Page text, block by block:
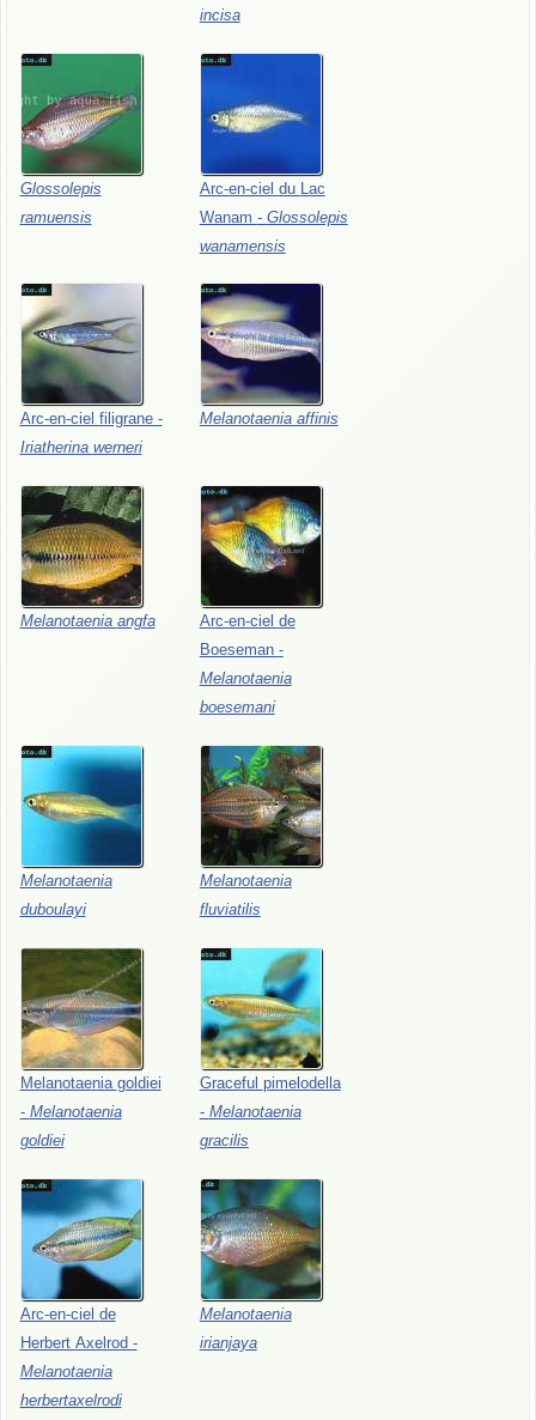
incisa
Glossolepis
ramuensis
Arc-en-ciel du Lac
Wanam - Glossolepis
wanamensis
Arc-en-ciel filigrane -
Iriatherina werneri
Melanotaenia affinis
Melanotaenia angfa Arc-en-ciel de
Boeseman -
Melanotaenia
boesemani
Melanotaenia
duboulayi
Melanotaenia
fluviatilis
Melanotaenia goldiei
- Melanotaenia
goldiei
Graceful pimelodella
- Melanotaenia
gracilis
Arc-en-ciel de
Herbert Axelrod -
Melanotaenia
herbertaxelrodi
Melanotaenia
irianjaya